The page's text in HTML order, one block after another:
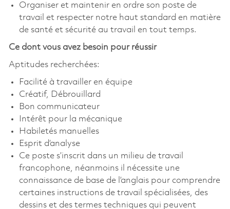
Organiser et maintenir en ordre son poste de
travail et respecter notre haut standard en matière
de santé et sécurité au travail en tout temps.
Ce dont vous avez besoin pour réussir
Aptitudes recherchées:
Facilité à travailler en équipe
Créatif, Débrouillard
Bon communicateur
Intérêt pour la mécanique
Habiletés manuelles
Esprit d’analyse
Ce poste s’inscrit dans un milieu de travail
francophone, néanmoins il nécessite une
connaissance de base de l’anglais pour comprendre
certaines instructions de travail spécialisées, des
dessins et des termes techniques qui peuvent